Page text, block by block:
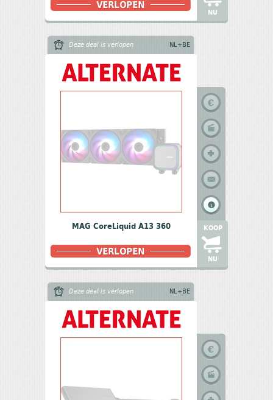
NU
Deze deal is verlopen NL+BE
MAG CoreLiquid A13 360 KOOP
NU
Deze deal is verlopen NL+BE